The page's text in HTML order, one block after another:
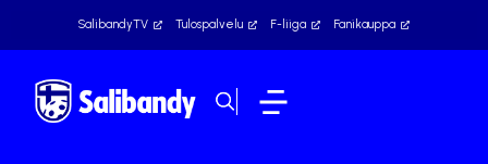
SalibandyTV Tulospalvelu F-liiga Fanikauppa